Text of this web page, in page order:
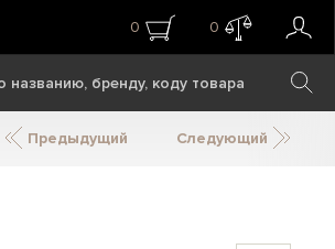
0 0
Предыдущий Следующий